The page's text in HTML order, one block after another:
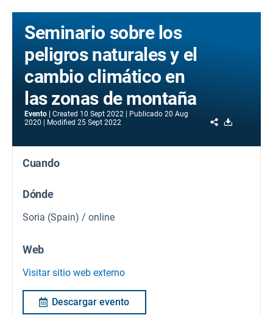
Seminario sobre los
peligros naturales y el
cambio climático en
las zonas de montaña
Evento Created 10 Sept 2022 Publicado 20 Aug
2020
Modified 25 Sept 2022 Share
Cuando
Dónde
Soria (Spain) / online
Web
Visitar sitio web externo
Descargar evento